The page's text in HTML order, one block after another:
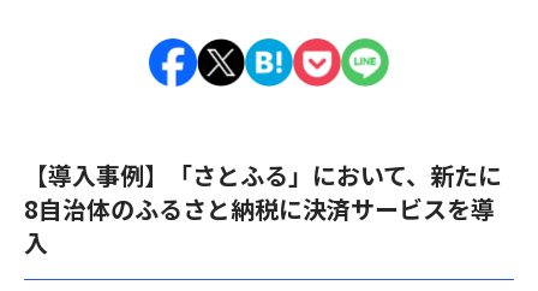
【導入事例】「さとふる」において、新たに
8自治体のふるさと納税に決済サービスを導
入